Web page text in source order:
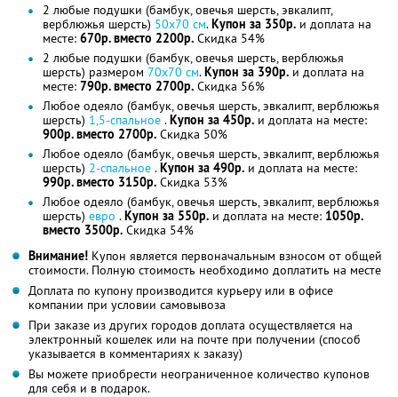
2 любые подушки (бамбук, овечья шерсть, эвкалипт,
верблюжья шерсть) 50х70 см.Купон за 350р. и доплата на
месте: 670р. вместо 2200р. Скидка 54%
2 любые подушки (бамбук, овечья шерсть, верблюжья
шерсть) размером 70х70 см.Купон за 390р. и доплата на
месте: 790р. вместо 2700р. Скидка 56%
Любое одеяло (бамбук, овечья шерсть, эвкалипт, верблюжья
шерсть) 1,5-спальное .Купон за 450р. и доплата на месте:
900р. вместо 2700р. Скидка 50%
Любое одеяло (бамбук, овечья шерсть, эвкалипт, верблюжья
шерсть) 2-спальное .Купон за 490р. и доплата на месте:
990р. вместо 3150р. Скидка 53%
Любое одеяло (бамбук, овечья шерсть, эвкалипт, верблюжья
шерсть) евро .Купон за 550р. и доплата на месте: 1050р.
вместо 3500р. Скидка 54%
Внимание! Купон является первоначальным взносом от общей
стоимости. Полную стоимость необходимо доплатить на месте
Доплата по купону производится курьеру или в офисе
компании при условии самовывоза
При заказе из других городов доплата осуществляется на
электронный кошелек или на почте при получении (способ
указывается в комментариях к заказу)
Вы можете приобрести неограниченное количество купонов
для себя и в подарок.